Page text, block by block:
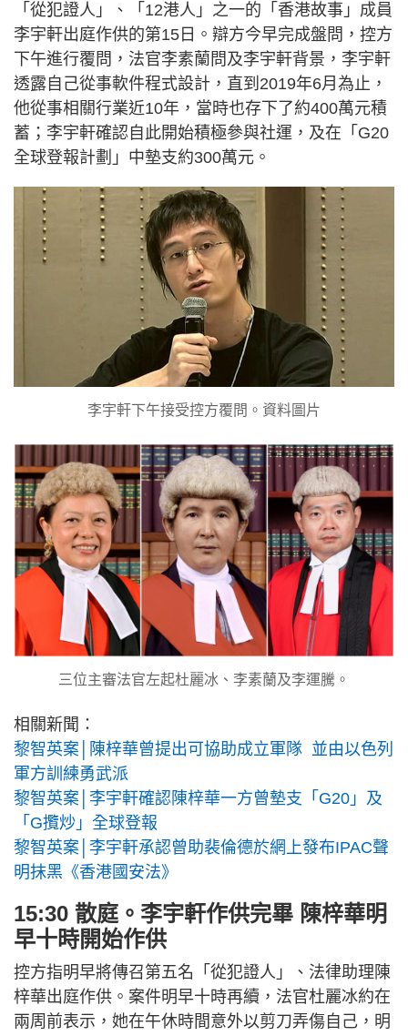
「從犯證人」、「12港人」之一的「香港故事」成員
李宇軒出庭作供的第15日。辯方今早完成盤問，控方
下午進行覆問，法官李素蘭問及李宇軒背景，李宇軒
透露自己從事軟件程式設計，直到2019年6月為止，
他從事相關行業近10年，當時也存下了約400萬元積
蓄；李宇軒確認自此開始積極參與社運，及在「G20
全球登報計劃」中墊支約300萬元。
李宇軒下午接受控方覆問。資料圖片
三位主審法官左起杜麗冰、李素蘭及李運騰。
相關新聞：
黎智英案│陳梓華曾提出可協助成立軍隊 並由以色列
軍方訓練勇武派
黎智英案│李宇軒確認陳梓華一方曾墊支「G20」及
「G攬炒」全球登報
黎智英案│李宇軒承認曾助裴倫德於網上發布IPAC聲
明抹黑《香港國安法》
15:30 散庭。李宇軒作供完畢 陳梓華明
早十時開始作供
控方指明早將傳召第五名「從犯證人」、法律助理陳
梓華出庭作供。案件明早十時再續，法官杜麗冰約在
兩周前表示，她在午休時間意外以剪刀弄傷自己，明